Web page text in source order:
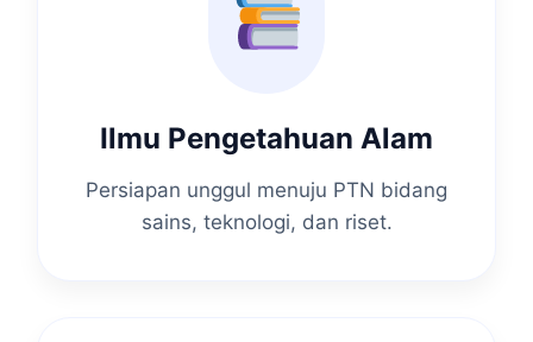
Ilmu Pengetahuan Alam
Persiapan unggul menuju PTN bidang
sains, teknologi, dan riset.